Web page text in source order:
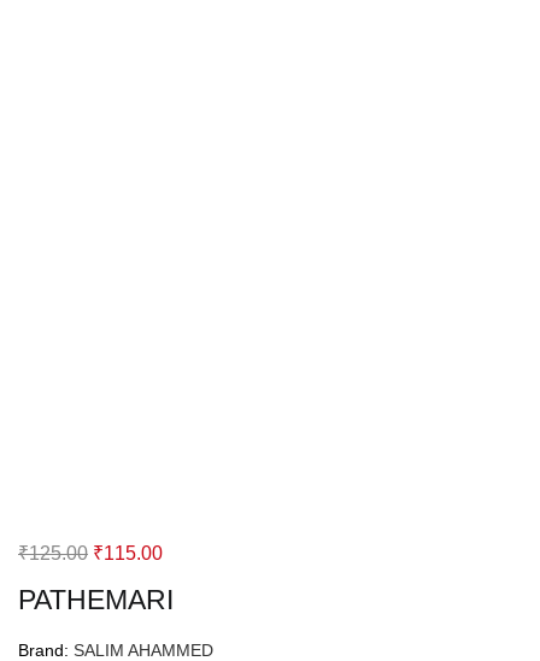
PATHEMARI
Brand: SALIM AHAMMED
₹125.00 Original
was:
₹125.00.
₹115.00Current
is:
₹115.00.